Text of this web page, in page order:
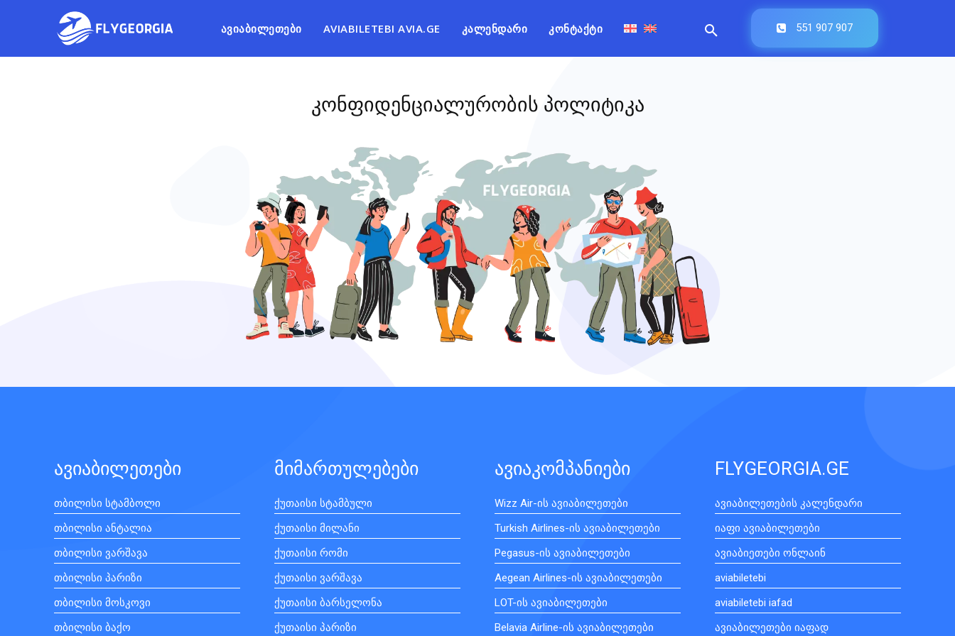
ᲐᲕᲘᲐᲑᲘᲚᲔᲗᲔᲑᲘ AVIABILETEBI AVIA.GE ᲙᲐᲚᲔᲜᲓᲐᲠᲘ ᲙᲝᲜᲢᲐᲥᲢᲘ 551 907 907
კონფიდენციალურობის პოლიტიკა
ავიაბილეთები
თბილისი სტამბოლი
თბილისი ანტალია
თბილისი ვარშავა
თბილისი პარიზი
თბილისი მოსკოვი
თბილისი ბაქო
მიმართულებები
ქუთაისი სტამბული
ქუთაისი მილანი
ქუთაისი რომი
ქუთაისი ვარშავა
ქუთაისი ბარსელონა
ქუთაისი პარიზი
ავიაკომპანიები
Wizz Air-ის ავიაბილეთები
Turkish Airlines-ის ავიაბილეთები
Pegasus-ის ავიაბილეთები
Aegean Airlines-ის ავიაბილეთები
LOT-ის ავიაბილეთები
Belavia Airline-ის ავიაბილეთები
FLYGEORGIA.GE
ავიაბილეთების კალენდარი
იაფი ავიაბილეთები
ავიაბიეთები ონლაინ
aviabiletebi
aviabiletebi iafad
ავიაბილეთები იაფად